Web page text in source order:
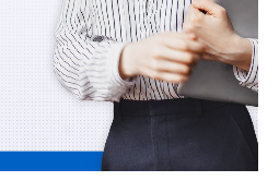
реальних показників і
здійснює виплату.
Суду вказала, що аналіз
XIV, які з-поміж іншого
Фонду та його робочих
висновку, що у відносинах,